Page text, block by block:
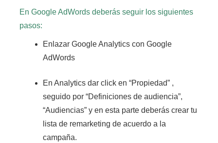
En Google AdWords deberás seguir los siguientes
pasos:
Enlazar Google Analytics con Google
AdWords
En Analytics dar click en “Propiedad” ,
seguido por “Definiciones de audiencia”,
“Audiencias” y en esta parte deberás crear tu
lista de remarketing de acuerdo a la
campaña.